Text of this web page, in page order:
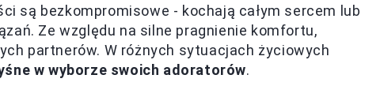
są bezkompromisowe - kochają całym sercem lub
Ze względu na silne pragnienie komfortu,
partnerów. W różnych sytuacjach życiowych
w wyborze swoich adoratorów.